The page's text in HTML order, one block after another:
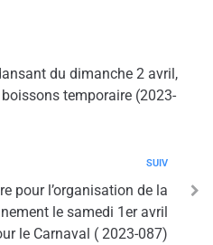
du dimanche 2 avril,
temporaire (2023-
SUIV
pour l’organisation de la
le samedi 1er avril
le Carnaval ( 2023-087)